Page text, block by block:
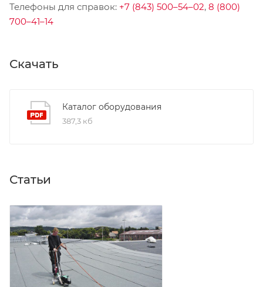
Телефоны для справок: +7 (843) 500–54–02, 8 (800)
700–41–14
Скачать
Каталог оборудования
387,3 кб
Статьи